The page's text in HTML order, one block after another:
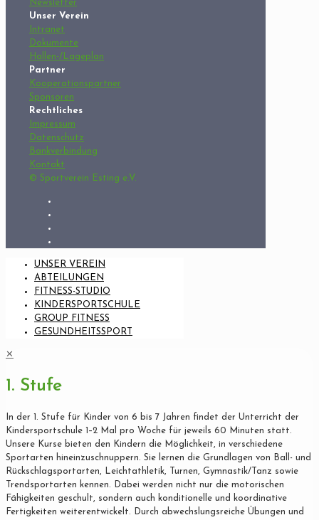
Newsletter
Unser Verein
Intranet
Dokumente
Hallen-/Lageplan
Partner
Kooperationspartner
Sponsoren
Rechtliches
Impressum
Datenschutz
Bankverbindung
Kontakt
© Sportverein Esting e.V.
UNSER VEREIN
ABTEILUNGEN
FITNESS-STUDIO
KINDERSPORTSCHULE
GROUP FITNESS
GESUNDHEITSSPORT
✕
1. Stufe
In der 1. Stufe für Kinder von 6 bis 7 Jahren findet der Unterricht der
Kindersportschule 1–2 Mal pro Woche für jeweils 60 Minuten statt.
Unsere Kurse bieten den Kindern die Möglichkeit, in verschiedene
Sportarten hineinzuschnuppern. Sie lernen die Grundlagen von Ball- und
Rückschlagsportarten, Leichtathletik, Turnen, Gymnastik/Tanz sowie
Trendsportarten kennen. Dabei werden nicht nur die motorischen
Fähigkeiten geschult, sondern auch konditionelle und koordinative
Fertigkeiten weiterentwickelt. Durch abwechslungsreiche Übungen und